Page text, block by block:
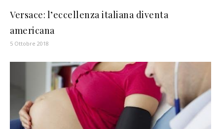
Versace: l’eccellenza italiana diventa
americana
5 Ottobre 2018